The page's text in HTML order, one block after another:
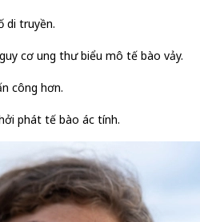
di truyền.
cơ ung thư biểu mô tế bào vảy.
công hơn.
phát tế bào ác tính.